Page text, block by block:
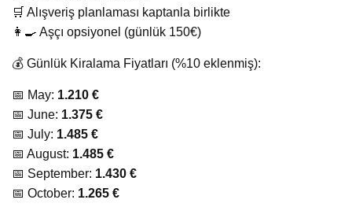
🛒 Alışveriş planlaması kaptanla birlikte
👩‍🍳 Aşçı opsiyonel (günlük 150€)
💰 Günlük Kiralama Fiyatları (%10 eklenmiş):
📅 May: 1.210 €
📅 June: 1.375 €
📅 July: 1.485 €
📅 August: 1.485 €
📅 September: 1.430 €
📅 October: 1.265 €